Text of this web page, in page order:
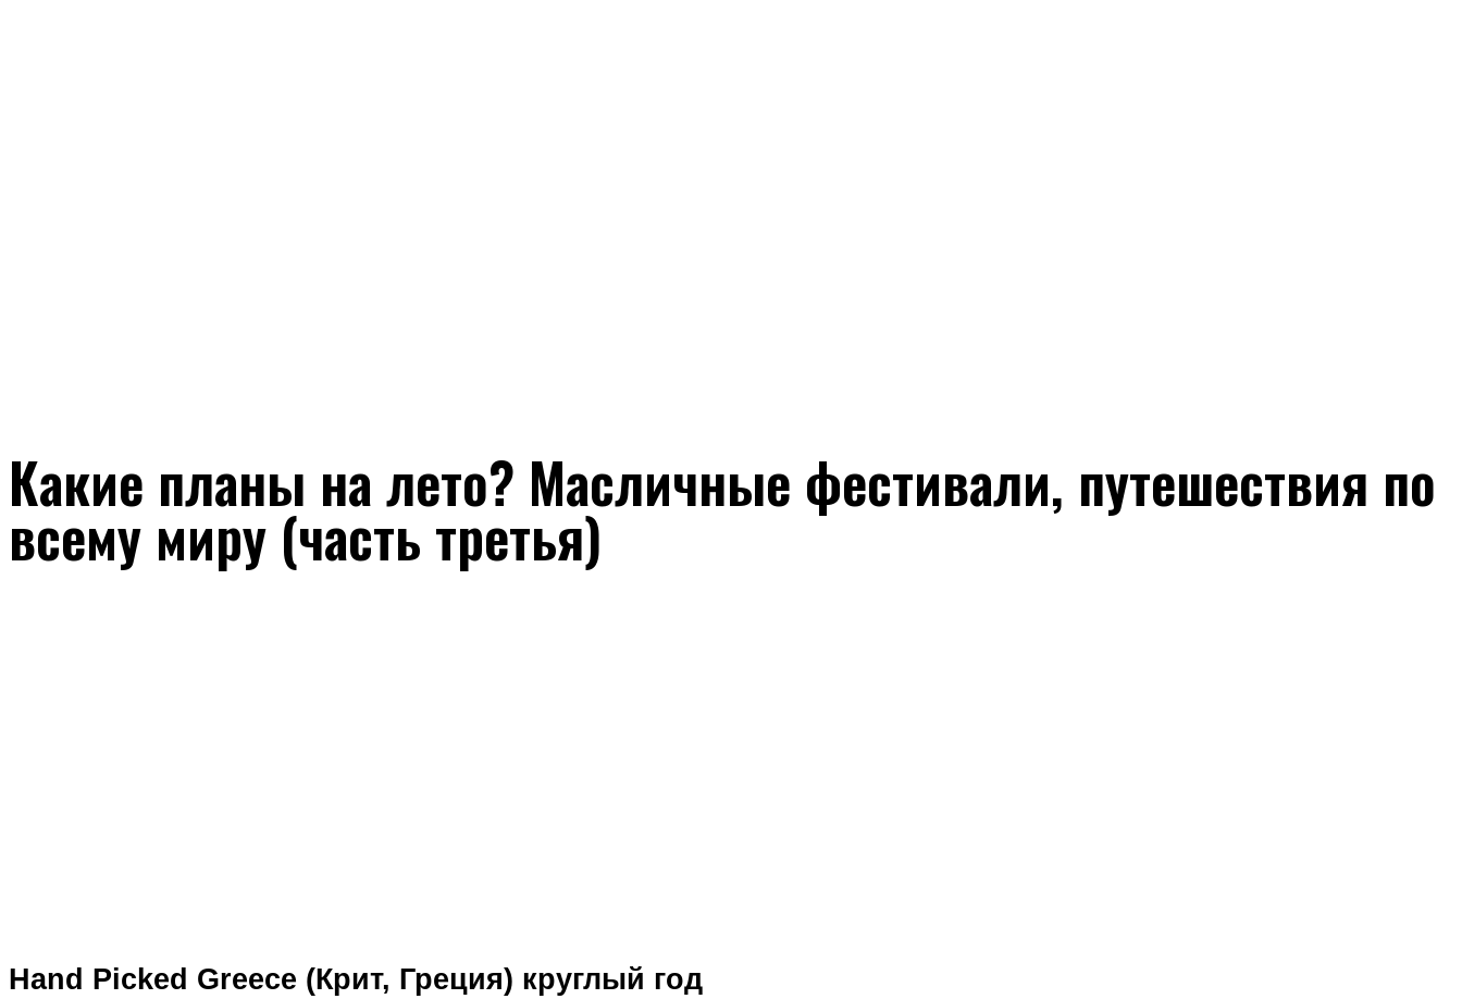
Какие планы на лето? Масличные фестивали, путешествия по
всему миру (часть третья)
Hand Picked Greece (Крит, Греция) круглый год